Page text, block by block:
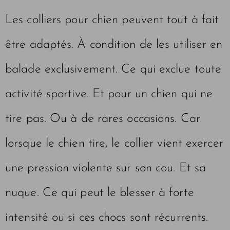
Les colliers pour chien peuvent tout à fait
être adaptés. À condition de les utiliser en
balade exclusivement. Ce qui exclue toute
activité sportive. Et pour un chien qui ne
tire pas. Ou à de rares occasions. Car
lorsque le chien tire, le collier vient exercer
une pression violente sur son cou. Et sa
nuque. Ce qui peut le blesser à forte
intensité ou si ces chocs sont récurrents.